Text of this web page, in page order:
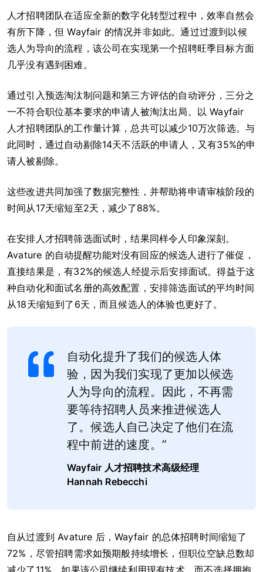
人才招聘团队在适应全新的数字化转型过程中，效率自然会
有所下降，但 Wayfair 的情况并非如此。通过过渡到以候
选人为导向的流程，该公司在实现第一个招聘旺季目标方面
几乎没有遇到困难。
通过引入预选淘汰制问题和第三方评估的自动评分，三分之
一不符合职位基本要求的申请人被淘汰出局。以 Wayfair
人才招聘团队的工作量计算，总共可以减少10万次筛选。与
此同时，通过自动剔除14天不活跃的申请人，又有35%的申
请人被剔除。
这些改进共同加强了数据完整性，并帮助将申请审核阶段的
时间从17天缩短至2天，减少了88%。
在安排人才招聘筛选面试时，结果同样令人印象深刻。
Avature 的自动提醒功能对没有回应的候选人进行了催促，
直接结果是，有32%的候选人经提示后安排面试。得益于这
种自动化和面试名册的高效配置，安排筛选面试的平均时间
从18天缩短到了6天，而且候选人的体验也更好了。
自动化提升了我们的候选人体
验，因为我们实现了更加以候选
人为导向的流程。因此，不再需
要等待招聘人员来推进候选人
了。候选人自己决定了他们在流
程中前进的速度。”
Wayfair 人才招聘技术高级经理
Hannah Rebecchi
自从过渡到 Avature 后，Wayfair 的总体招聘时间缩短了
72%，尽管招聘需求如预期般持续增长，但职位空缺总数却
减少了11%。如果该公司继续利用现有技术，而不选择拥抱